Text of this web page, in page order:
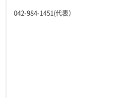
042-984-1451(代表）